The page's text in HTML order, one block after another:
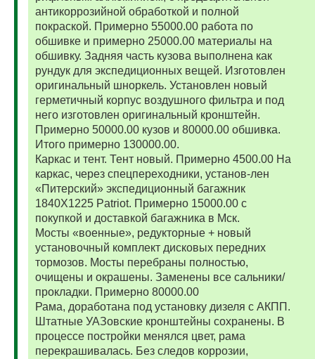
антикоррозийной обработкой и полной
покраской. Примерно 55000.00 работа по
обшивке и примерно 25000.00 материалы на
обшивку. Задняя часть кузова выполнена как
рундук для экспедиционных вещей. Изготовлен
оригинальный шноркель. Установлен новый
герметичный корпус воздушного фильтра и под
него изготовлен оригинальный кронштейн.
Примерно 50000.00 кузов и 80000.00 обшивка.
Итого примерно 130000.00.
Каркас и тент. Тент новый. Примерно 4500.00 На
каркас, через спецпереходники, установ-лен
«Питерский» экспедиционный багажник
1840Х1225 Patriot. Примерно 15000.00 с
покупкой и доставкой багажника в Мск.
Мосты «военные», редукторные + новый
установочный комплект дисковых передних
тормозов. Мосты перебраны полностью,
очищены и окрашены. Заменены все сальники/
прокладки. Примерно 80000.00
Рама, доработана под установку дизеля с АКПП.
Штатные УАЗовские кронштейны сохранены. В
процессе постройки менялся цвет, рама
перекрашивалась. Без следов коррозии,